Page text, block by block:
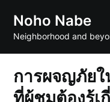
content
Noho Nabe
Neighborhood and
การผจญภัยใ
ที่ผู้ชมต้องรู้เ